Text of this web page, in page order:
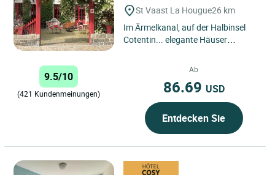
St Vaast La Hougue26 km
Im Ärmelkanal, auf der Halbinsel
Cotentin... elegante Häuser
charmanten Familienhotels....
9.5/10
(421 Kundenmeinungen)
Ab
86.69 USD
Entdecken Sie